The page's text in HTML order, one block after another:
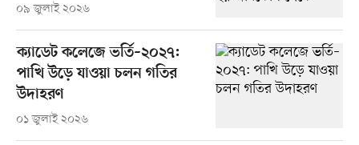
০৯ জুলাই ২০২৬
ক্যাডেট কলেজে ভর্তি–২০২৭:
পাখি উড়ে যাওয়া চলন গতির
উদাহরণ
০১ জুলাই ২০২৬